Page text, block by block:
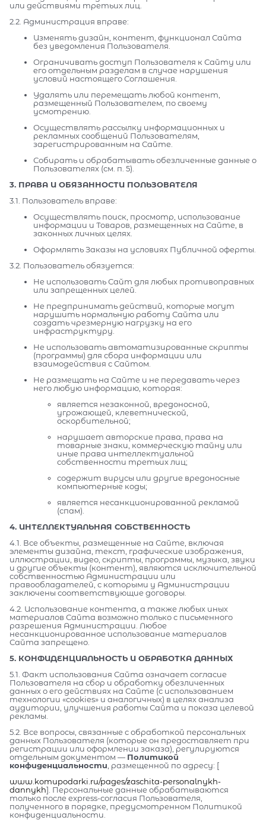
или действиями третьих лиц.
2.2. Администрация вправе:
Изменять дизайн, контент, функционал Сайта
без уведомления Пользователя.
Ограничивать доступ Пользователя к Сайту или
его отдельным разделам в случае нарушения
условий настоящего Соглашения.
Удалять или перемещать любой контент,
размещенный Пользователем, по своему
усмотрению.
Осуществлять рассылку информационных и
рекламных сообщений Пользователям,
зарегистрированным на Сайте.
Собирать и обрабатывать обезличенные данные о
Пользователях (см. п. 5).
3. ПРАВА И ОБЯЗАННОСТИ ПОЛЬЗОВАТЕЛЯ
3.1. Пользователь вправе:
Осуществлять поиск, просмотр, использование
информации и Товаров, размещенных на Сайте, в
законных личных целях.
Оформлять Заказы на условиях Публичной оферты.
3.2. Пользователь обязуется:
Не использовать Сайт для любых противоправных
или запрещенных целей.
Не предпринимать действий, которые могут
нарушить нормальную работу Сайта или
создать чрезмерную нагрузку на его
инфраструктуру.
Не использовать автоматизированные скрипты
(программы) для сбора информации или
взаимодействия с Сайтом.
Не размещать на Сайте и не передавать через
него любую информацию, которая:
является незаконной, вредоносной,
угрожающей, клеветнической,
оскорбительной;
нарушает авторские права, права на
товарные знаки, коммерческую тайну или
иные права интеллектуальной
собственности третьих лиц;
содержит вирусы или другие вредоносные
компьютерные коды;
является несанкционированной рекламой
(спам).
4. ИНТЕЛЛЕКТУАЛЬНАЯ СОБСТВЕННОСТЬ
4.1. Все объекты, размещенные на Сайте, включая
элементы дизайна, текст, графические изображения,
иллюстрации, видео, скрипты, программы, музыка, звуки
и другие объекты (контент), являются исключительной
собственностью Администрации или
правообладателей, с которыми у Администрации
заключены соответствующие договоры.
4.2. Использование контента, а также любых иных
материалов Сайта возможно только с письменного
разрешения Администрации. Любое
несанкционированное использование материалов
Сайта запрещено.
5. КОНФИДЕНЦИАЛЬНОСТЬ И ОБРАБОТКА ДАННЫХ
5.1. Факт использования Сайта означает согласие
Пользователя на сбор и обработку обезличенных
данных о его действиях на Сайте (с использованием
технологии «cookies» и аналогичных) в целях анализа
аудитории, улучшения работы Сайта и показа целевой
рекламы.
5.2. Все вопросы, связанные с обработкой персональных
данных Пользователя (которые он предоставляет при
регистрации или оформлении заказа), регулируются
отдельным документом — Политикой
конфиденциальности , размещенной по адресу: [
www.komupodarki.ru/pages/zaschita-personalnykh-
dannykh]. Персональные данные обрабатываются
только после express-согласия Пользователя,
полученного в порядке, предусмотренном Политикой
конфиденциальности.